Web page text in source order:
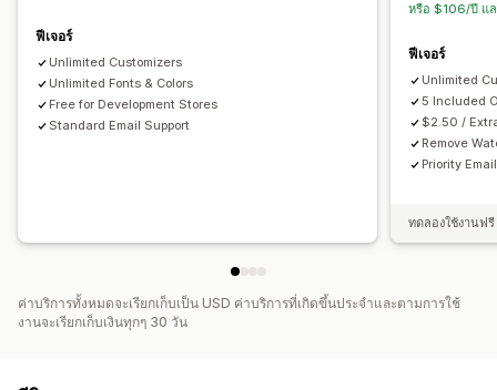
ฟีเจอร์
Unlimited Customizers
Unlimited Fonts & Colors
Free for Development Stores
Standard Email Support
หรือ $106/ปี แล
ฟีเจอร์
Unlimited
5 Included
$2.50 /
Remove
Priority
ทดลองใช้งานฟ
ค่าบริการทั้งหมดจะเรียกเก็บเป็น USD ค่าบริการที่เกิดขึ้นประจำและตามการใช้
งานจะเรียกเก็บเงินทุกๆ 30 วัน